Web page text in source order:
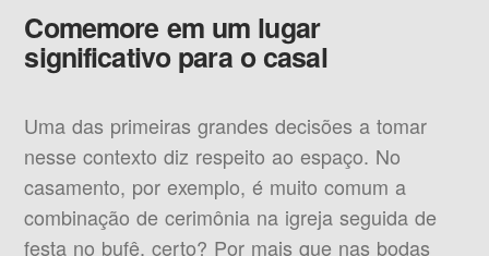
Comemore em um lugar
significativo para o casal
Uma das primeiras grandes decisões a tomar
nesse contexto diz respeito ao espaço. No
casamento, por exemplo, é muito comum a
combinação de cerimônia na igreja seguida de
festa no bufê, certo? Por mais que nas bodas